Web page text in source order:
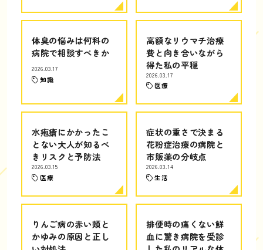
体臭の悩みは何科の
病院で相談すべきか
2026.03.17
知識
高額なリウマチ治療
費と向き合いながら
得た私の平穏
2026.03.17
医療
水疱瘡にかかったこ
とない大人が知るべ
きリスクと予防法
2026.03.15
医療
症状の重さで決まる
花粉症治療の病院と
市販薬の分岐点
2026.03.14
生活
りんご病の赤い頬と
かゆみの原因と正し
排便時の痛くない鮮
血に驚き病院を受診